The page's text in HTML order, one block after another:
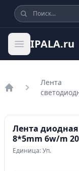
IPALA.ru
Лента
Лента диодная
8*5mm 6w/m
Единица: Уп.